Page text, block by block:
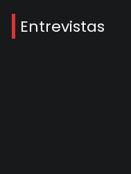
Entrevistas